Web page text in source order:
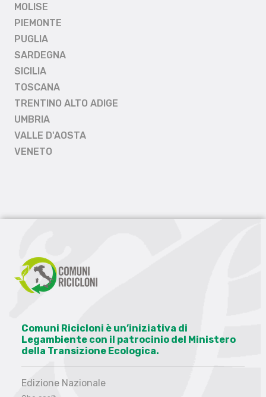
MOLISE
PIEMONTE
PUGLIA
SARDEGNA
SICILIA
TOSCANA
TRENTINO ALTO ADIGE
UMBRIA
VALLE D'AOSTA
VENETO
Comuni Ricicloni è un’iniziativa di
Legambiente con il patrocinio del Ministero
della Transizione Ecologica.
Edizione Nazionale